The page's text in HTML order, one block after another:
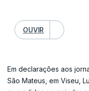
OUVIR
Em declarações aos
São Mateus, em Viseu,